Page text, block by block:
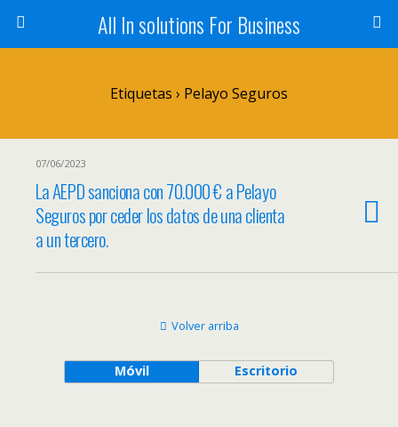
All In solutions For Business
Etiquetas › Pelayo Seguros
07/06/2023
La AEPD sanciona con 70.000 € a Pelayo
Seguros por ceder los datos de una clienta
a un tercero.
Volver arriba
Móvil Escritorio